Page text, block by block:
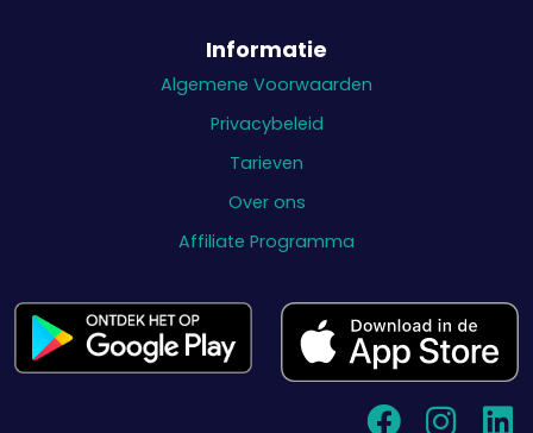
Informatie
Algemene Voorwaarden
Privacybeleid
Tarieven
Over ons
Affiliate Programma